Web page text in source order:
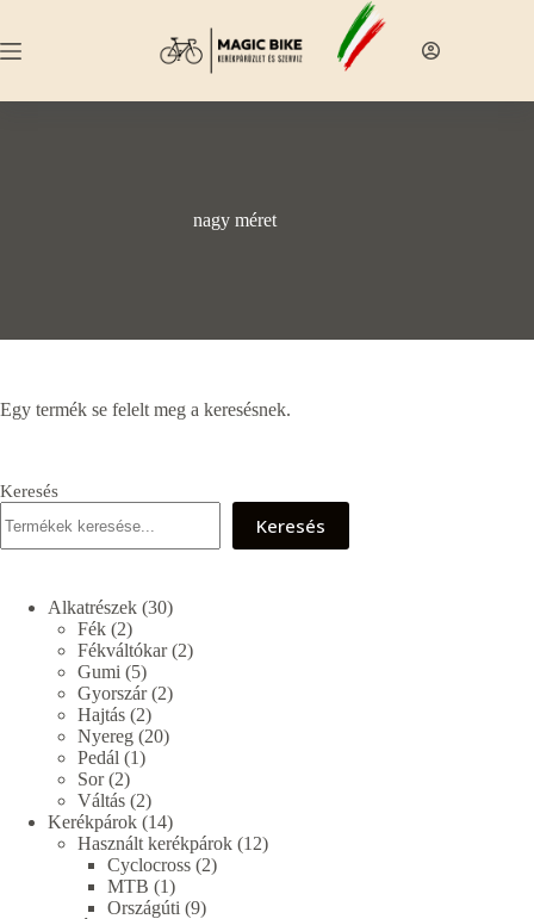
content
nagy méret
Egy termék se felelt meg a keresésnek.
Keresés
Keresés
Alkatrészek 3030
Fék 22
termék
Fékváltókar 22
Gumi 55
termék
Gyorszár 22
Hajtás 22
termék
Nyereg 2020
Pedál 11
Sor 22
termék
Váltás 22
termék
Kerékpárok 1414
termék
Használt kerékpárok 1212
Cyclocross 22
MTB 11
termék
Országúti 99